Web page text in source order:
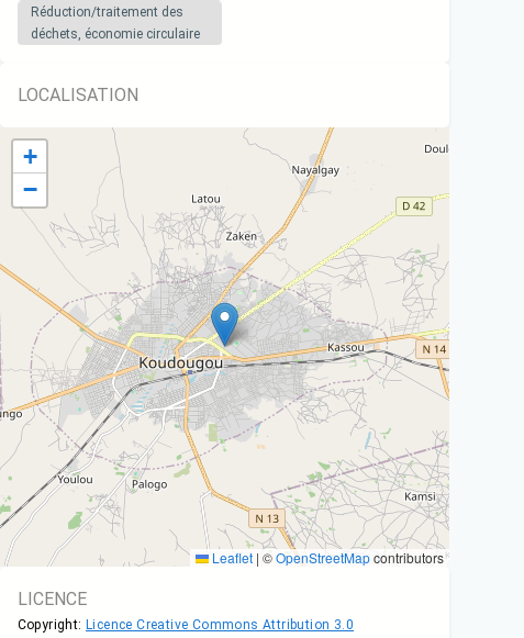
Réduction/traitement des
déchets, économie circulaire
LOCALISATION
+
−
Leaflet | ©OpenStreetMapcontributors
LICENCE
Copyright: Licence Creative Commons Attribution 3.0